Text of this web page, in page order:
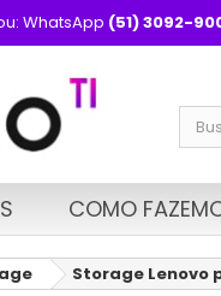
WhatsApp (51) 3092-
COMO
Storage Lenovo